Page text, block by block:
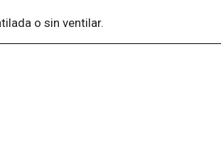
o sin ventilar.